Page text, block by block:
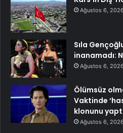
Ağustos 6, 2026
Sıla
inanamadı:
Ağustos 6, 2026
Ölümsüz
Vaktinde
klonunu
Ağustos 6, 2026